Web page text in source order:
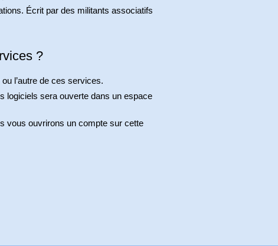
Écrit par des militants associatifs
?
l’autre de ces services.
logiciels sera ouverte dans un espace
vous ouvrirons un compte sur cette